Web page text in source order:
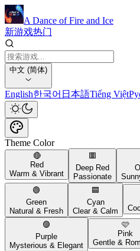
A Dance of Fire and Ice
新游戏热门
中文 (简体)
English한국어 日本語Tiếng Việt
Theme Color
🔴
Red
Warm & Vibrant
🟥
Deep Red
Passionate
🟢
Green
Natural & Fresh
🟦
Cyan
Clear & Calm
🟣
Purple
Mysterious & Elegant
🩷
Pink
Gentle &